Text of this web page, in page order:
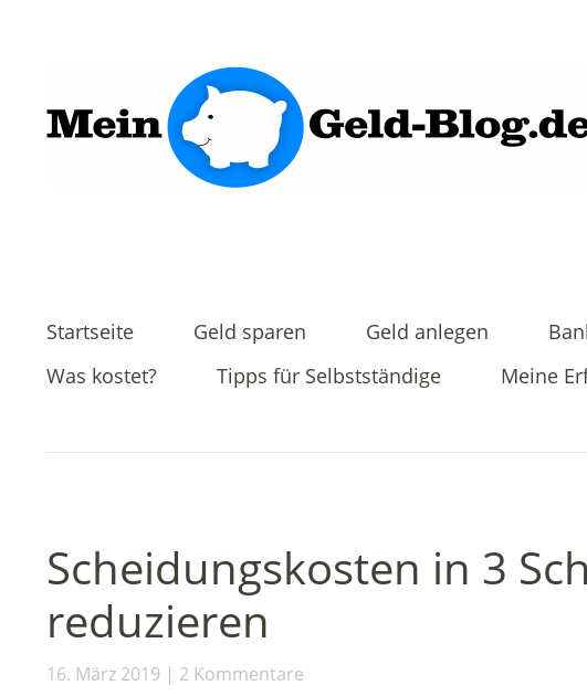
Startseite Geld sparen Geld anlegen
Was kostet?
Tipps für Selbstständige Meine
Scheidungskosten in 3
reduzieren
16. März 2019 2 Kommentare